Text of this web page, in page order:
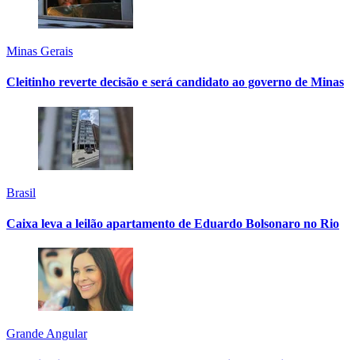
Minas Gerais
Cleitinho reverte decisão e será candidato ao governo de Minas
Brasil
Caixa leva a leilão apartamento de Eduardo Bolsonaro no Rio
Grande Angular